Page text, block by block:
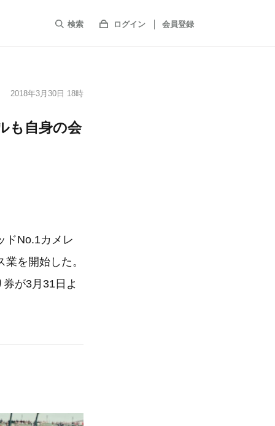
検索 ログイン 会員登録
2018年3月30日 18時
も⾃⾝の会
ドNo.1カメレ
を開始した。
が3月31日よ